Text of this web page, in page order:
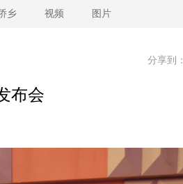
乡 视频 图片
分享到：
布会